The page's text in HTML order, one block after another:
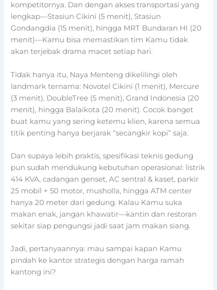
kompetitornya. Dan dengan akses transportasi yang
lengkap—Stasiun Cikini (5 menit), Stasiun
Gondangdia (15 menit), hingga MRT Bundaran HI (20
menit)—Kamu bisa memastikan tim Kamu tidak
akan terjebak drama macet setiap hari.
Tidak hanya itu, Naya Menteng dikelilingi oleh
landmark ternama: Novotel Cikini (1 menit), Mercure
(3 menit), DoubleTree (5 menit), Grand Indonesia (20
menit), hingga Balaikota (20 menit). Cocok banget
buat kamu yang sering ketemu klien, karena semua
titik penting hanya berjarak “secangkir kopi” saja.
Dan supaya lebih praktis, spesifikasi teknis gedung
pun sudah mendukung kebutuhan operasional: listrik
414 KVA, cadangan genset, AC sentral & kaset, parkir
25 mobil + 50 motor, musholla, hingga ATM center
hanya 20 meter dari gedung. Kalau Kamu suka
makan enak, jangan khawatir—kantin dan restoran
sekitar siap pengungsi jadi saat jam makan siang.
Jadi, pertanyaannya: mau sampai kapan Kamu
pindah ke kantor strategis dengan harga ramah
kantong ini?